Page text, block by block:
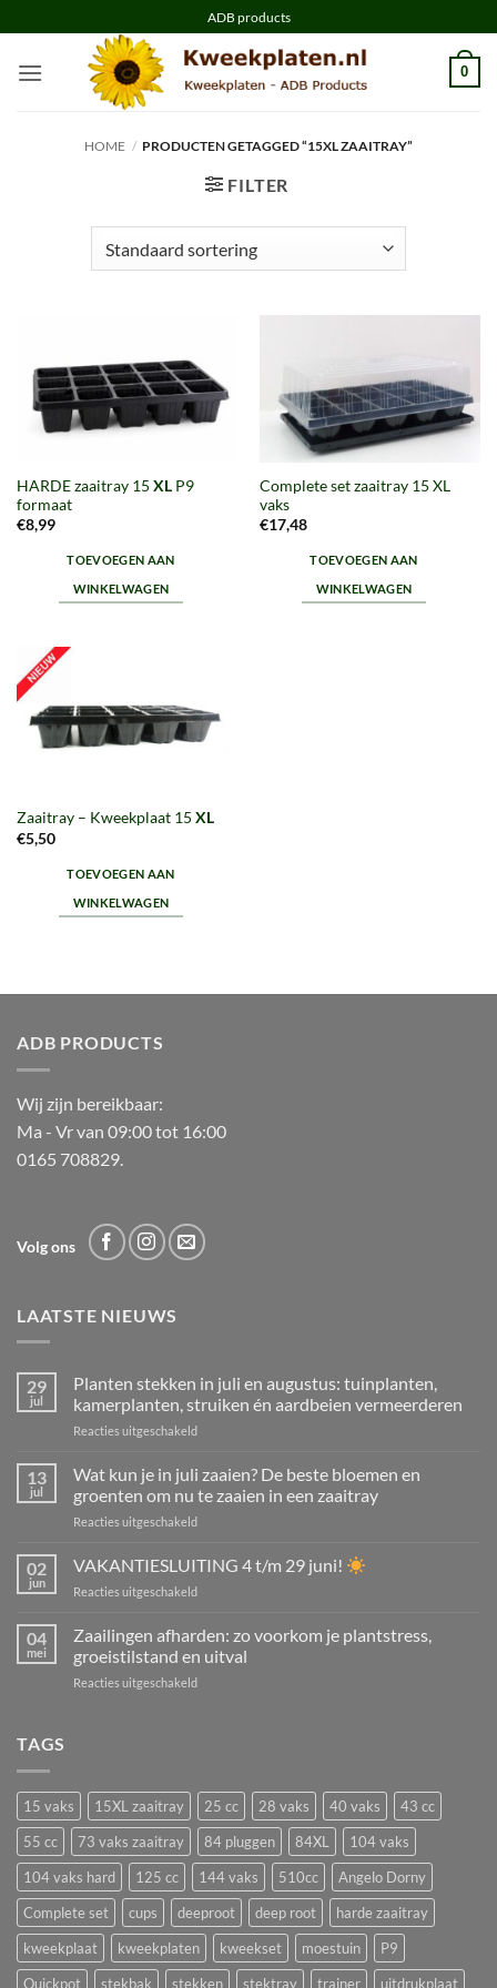
naar
inhoud
ADB products
0
HOME / PRODUCTEN GETAGGED “15XL ZAAITRAY”
FILTER
HARDE zaaitray 15 XLP9
formaat
€8,99
TOEVOEGEN AAN
WINKELWAGEN
Complete set zaaitray 15 XL
vaks
€17,48
TOEVOEGEN AAN
WINKELWAGEN
Zaaitray – Kweekplaat 15 XL
€5,50
TOEVOEGEN AAN
WINKELWAGEN
ADB PRODUCTS
Wij zijn bereikbaar:
Ma - Vr van 09:00 tot 16:00
0165 708829.
Volg ons
LAATSTE NIEUWS
29
jul
Planten stekken in juli en augustus: tuinplanten,
kamerplanten, struiken én aardbeien vermeerderen
Reacties uitgeschakeldvoor
stekken
juli
en
tuinplanten,
struiken
aardbeien
vermeerderen
13
jul
Wat kun je in juli zaaien? De beste bloemen en
groenten om nu te zaaien in een zaaitray
Reacties uitgeschakeldvoor
kun
in
zaaien?
De
bloemen
zaaien
in
een
zaaitray
02
jun
VAKANTIESLUITING 4 t/m 29 juni!
Reacties uitgeschakeldvoor
29
juni!
04
mei
Zaailingen afharden: zo voorkom je plantstress,
groeistilstand en uitval
Reacties uitgeschakeldvoor
plantstress,
groeistilstand
en
uitval
TAGS
15 vaks 15XL zaaitray 25 cc 28 vaks 40 vaks
43 cc
55 cc
73 vaks zaaitray 84 pluggen 84XL
104 vaks
104 vaks hard
125 cc 144 vaks 510cc
Angelo Dorny
Complete set
cups deeproot deep root
harde zaaitray
kweekplaat
kweekplaten kweekset moestuin
P9
Quickpot
stekbak stekken stektray trainer uitdrukplaat